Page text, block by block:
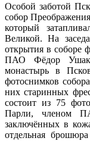
Особой заботой
собор
который
Великой. На
открытия в соборе
ПАО Фёдор
монастырь в
фотоснимков
них старинных
состоит из 75
Парли, членом
заключённых в
отдельная